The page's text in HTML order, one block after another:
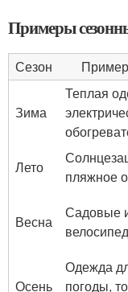
Примеры
Сезон
Зима
Теплая
Лето
пляжное
Весна
Садовые
Осень
Одежда
погоды,